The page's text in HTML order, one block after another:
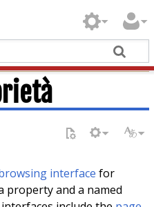
interface for
property and a named